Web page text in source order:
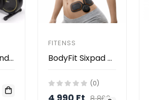
Evezőgép, kondigép, edzőkészlet, 16 program LCD kijelző
FITENSS
BodyFit Sixpad elektromos izomstimuláló
(0)